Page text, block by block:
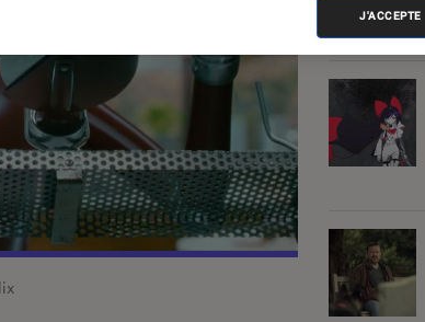
J'ACCEPTE